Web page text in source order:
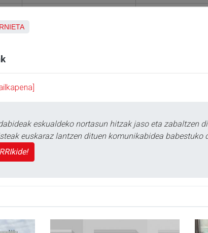
eskualdeko nortasun hitzak jaso eta zabaltzen
euskaraz lantzen dituen komunikabidea babestuko